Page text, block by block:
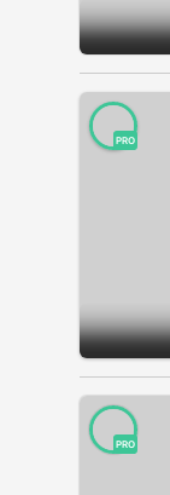
PRO
PRO